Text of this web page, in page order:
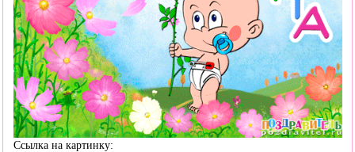
Ссылка на картинку: